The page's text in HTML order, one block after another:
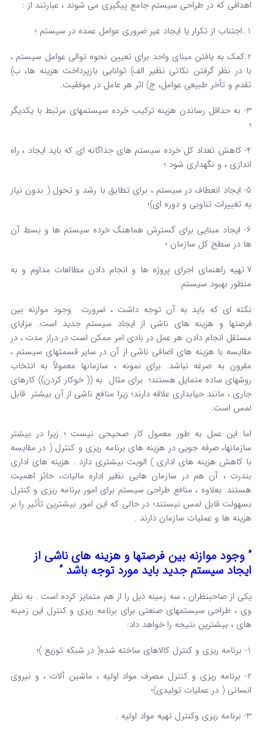
اهدافی که در طراحی سیستم جامع پیگیری می شوند ، عبارتند از :
1..اجتناب از تکرار یا ایجاد غیر ضروری عوامل عمده در سیستم ؛
2.کمک به یافتن مبنای واحد برای تعیین نحوه توالی عوامل سیستم ،
با در نظر گرفتن نکاتی نظیر الف) توانایی بازپرداخت هزینه ها، ب)
تقدم و تأخر طبیعی عوامل، ج) اثر هر عامل در موفقیت.
3- به حداقل رساندن هزینه ترکیب خرده سیستمهای مرتبط با یکدیگر
؛
4- کاهش تعداد کل خرده سیستم های جداگانه ای که باید ایجاد ، راه
اندازی ، و نگهداری شود ؛
5- ایجاد انعطاف در سیستم ، برای تطابق با رشد و تحول ( بدون نیاز
به تغییرات تناوبی و دوره ای)؛
6- ایجاد مبنایی برای گسترش هماهنگ خرده سیستم ها و بسط آن
ها در سطح کل سازمان ؛
7.تهیه راهنمای اجرای پروژه ها و انجام دادن مطالعات مداوم و به
منظور بهبود سیستم.
نکته ای که باید به آن توجه داشت ، ضرورت وجود موازنه بین
فرصتها و هزینه های ناشی از ایجاد سیستم جدید است. مزایای
مستقل انجام دادن هر عمل در بادی امر ممکن است در دراز مدت ، در
مقایسه با هزینه های اضافی ناشی از آن در سایر قسمتهای سیستم ،
مقرون به صرغه نباشد. برای نمونه ، سازمانها معمولاً به انتخاب
روشهای ساده متمایل هستند؛ برای مثال به (( خوکار کردن)) کارهای
جاری ، مانند حیابداری علاقه دارند؛ زیرا منافع ناشی از آن بیشتر قابل
لمس است.
اما این عمل به طور معمول کار صحیحی نیست ؛ زیرا در بیشتر
سازمانها، صرفه جویی در هزینه های برنامه ریزی و کنترل ( در مقایسه
با کاهش هزینه های اداری ) الویت بیشتری دارد . هزینه های اداری
بندرت ، آن هم در سازمان هایی نظیر اداره مالیات، حائز اهمیت
هستند. بعلاوه ، منافع طراحی سیستم برای امور برنامه ریزی و کنترل
بسهولت قابل لمس نیستند؛ در حالی که این امور بیشترین تأثیر را بر
هزینه ها و عملیات سازمان دارند .
” وجود موازنه بین فرصتها و هزینه های ناشی از
ایجاد سیستم جدید باید مورد توجه باشد ”
یکی از صاحبنظران ، سه زمینه ذیل را از هم متمایز کرده است . به نظر
وی ، طراحی سیستمهای صنعتی برای برنامه ریزی و کنترل این زمینه
های ، بیشترین نتیجه را خواهد داد:
1- برنامه ریزی و کنترل کالاهای ساخته شده( در شبکه توزیع )؛
2- برنامه ریزی و کنترل مصرف مواد اولیه ، ماشین آلات ، و نیروی
انسانی ( در عملیات تولیدی)؛
3- برنامه ریزی وکنترل تهیه مواد اولیه .